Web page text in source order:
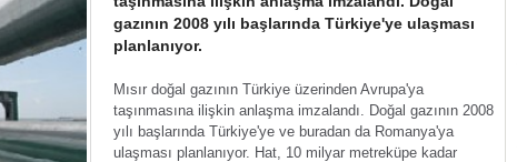
gazının 2008 yılı başlarında Türkiye'ye ulaşması
planlanıyor.
Mısır doğal gazının Türkiye üzerinden Avrupa'ya
taşınmasına ilişkin anlaşma imzalandı. Doğal gazının 2008
yılı başlarında Türkiye'ye ve buradan da Romanya'ya
ulaşması planlanıyor. Hat, 10 milyar metreküpe kadar